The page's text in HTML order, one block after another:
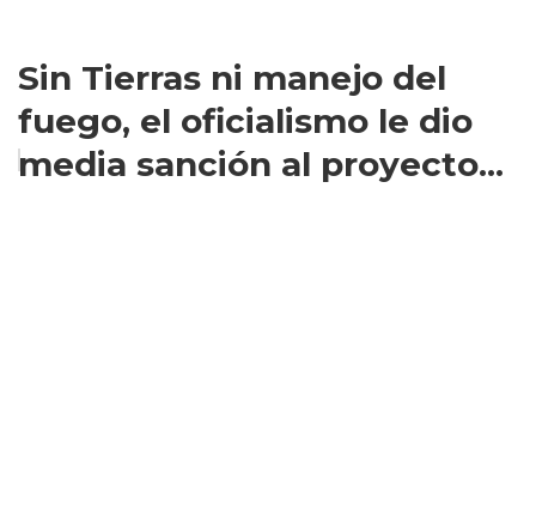
Sin Tierras ni manejo del
fuego, el oficialismo le dio
media sanción al proyecto...